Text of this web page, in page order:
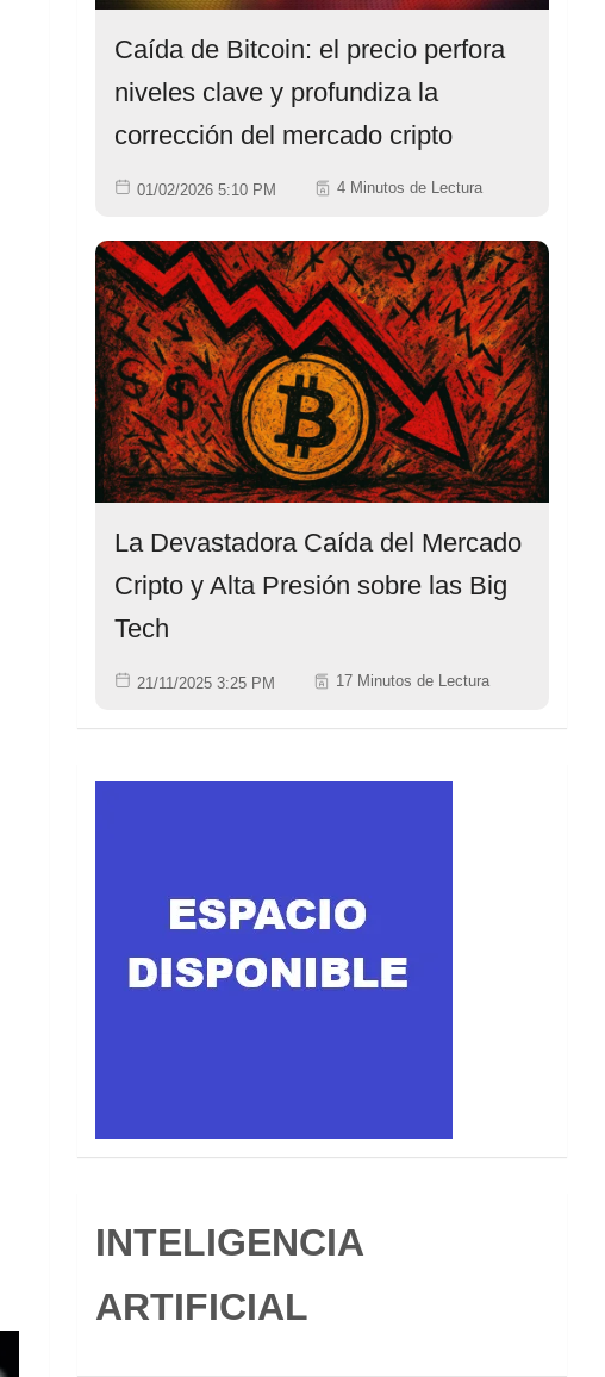
Caída de Bitcoin: el precio perfora
niveles clave y profundiza la
corrección del mercado cripto
01/02/2026 5:10 PM 4 Minutos de Lectura
La Devastadora Caída del Mercado
Cripto y Alta Presión sobre las Big
Tech
21/11/2025 3:25 PM 17 Minutos de Lectura
INTELIGENCIA
ARTIFICIAL